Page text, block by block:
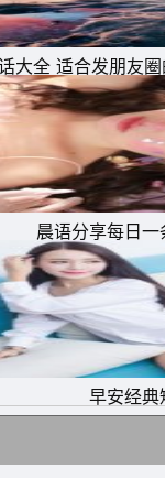
星辰大海，没
醒来，听听鸟
秒都尽情飞扬。
大全 适合发朋友
晨语分享每日一
早安经典